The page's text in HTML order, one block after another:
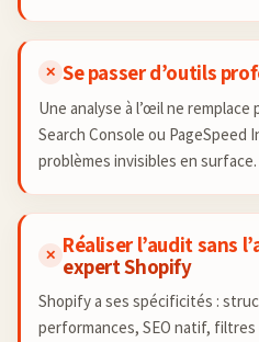
✕ Se passer d’outils
Une analyse à l’œil ne
Search Console ou
problèmes invisibles en surface.
✕ Réaliser l’audit sans
expert Shopify
Shopify a ses spécificités :
performances, SEO natif,